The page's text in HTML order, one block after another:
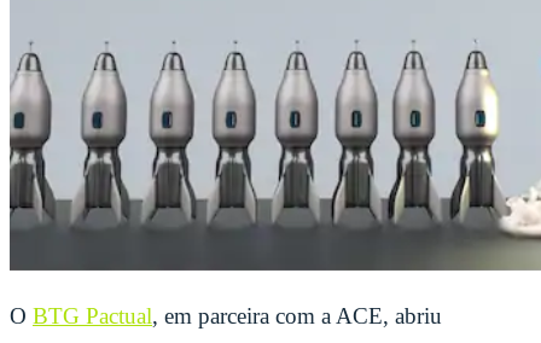
O BTG Pactual, em parceira com a ACE, abriu